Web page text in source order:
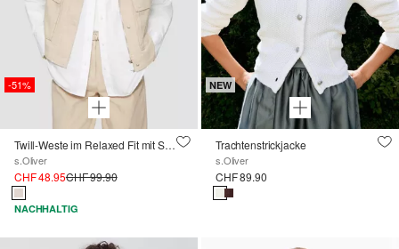
-51%
Twill-Weste im Relaxed Fit mit Stehkragen
s.Oliver
CHF 48.95CHF 99.90
NACHHALTIG
NEW
Trachtenstrickjacke
s.Oliver
CHF 89.90